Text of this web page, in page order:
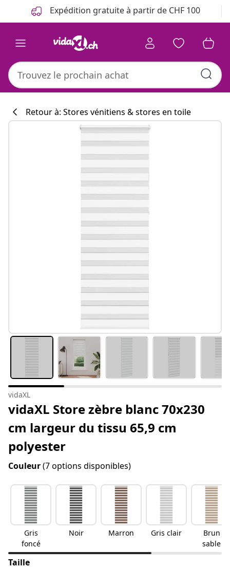
Précédent Expédition gratuite à partir de CHF 100
Retour à: Stores vénitiens & stores en toile
vidaXL
vidaXL Store zèbre blanc 70x230
cm largeur du tissu 65,9 cm
polyester
Couleur(7 options disponibles)
Gris
foncé
Noir Marron Gris clair
Brun
sable
Taille